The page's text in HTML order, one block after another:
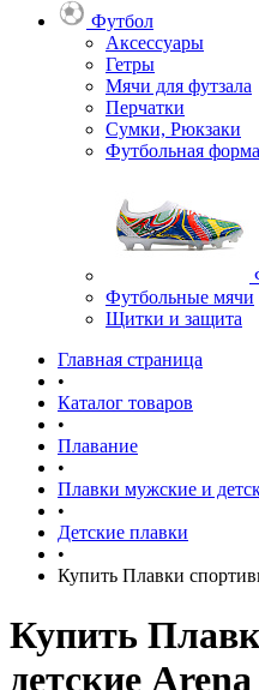
Футбол
Аксессуары
Гетры
Мячи для футзала
Перчатки
Сумки, Рюкзаки
Футбольная форма
Футбольные мячи
Щитки и защита
Главная страница
•
Каталог товаров
•
Плавание
•
Плавки мужские и
•
Детские плавки
•
Купить Плавки
Купить
детские